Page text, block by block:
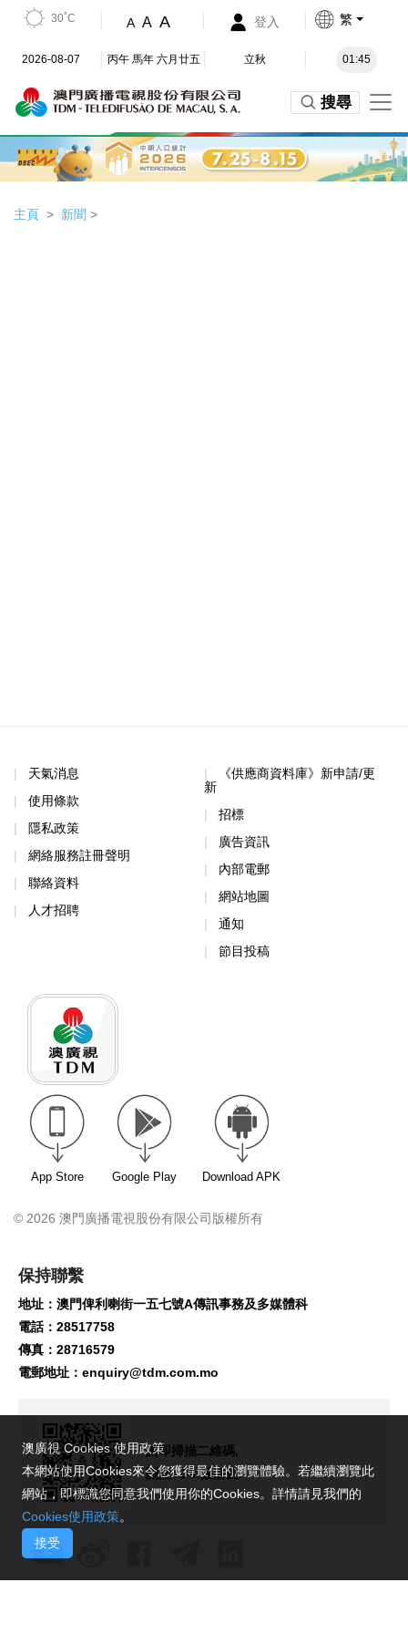
30˚C A A A 登入 繁
2026-08-07 丙午 馬年 六月廿五 立秋 01:45
搜尋
主頁 新聞 >
天氣消息
使用條款
隱私政策
網絡服務註冊聲明
聯絡資料
人才招聘
《供應商資料庫》新申請/更
新
招標
廣告資訊
內部電郵
網站地圖
通知
節目投稿
App Store Google Play Download APK
© 2026 澳門廣播電視股份有限公司版權所有
保持聯繫
地址：澳門俾利喇街一五七號A傳訊事務及多媒體科
電話：28517758
傳真：28716579
電郵地址： enquiry@tdm.com.mo
請即掃描二維碼,
關注TDM微信號!
澳廣視 Cookies 使用政策
本網站使用Cookies來令您獲得最佳的瀏覽體驗。若繼續瀏覽此
網站，即標識您同意我們使用你的Cookies。詳情請見我們的
Cookies使用政策。
接受